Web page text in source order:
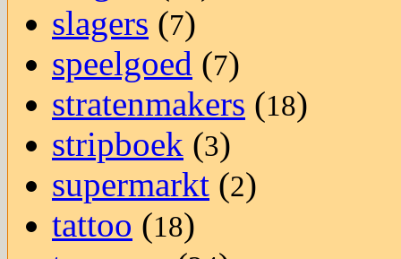
slagers (7)
speelgoed (7)
stratenmakers (18)
stripboek (3)
supermarkt (2)
tattoo (18)